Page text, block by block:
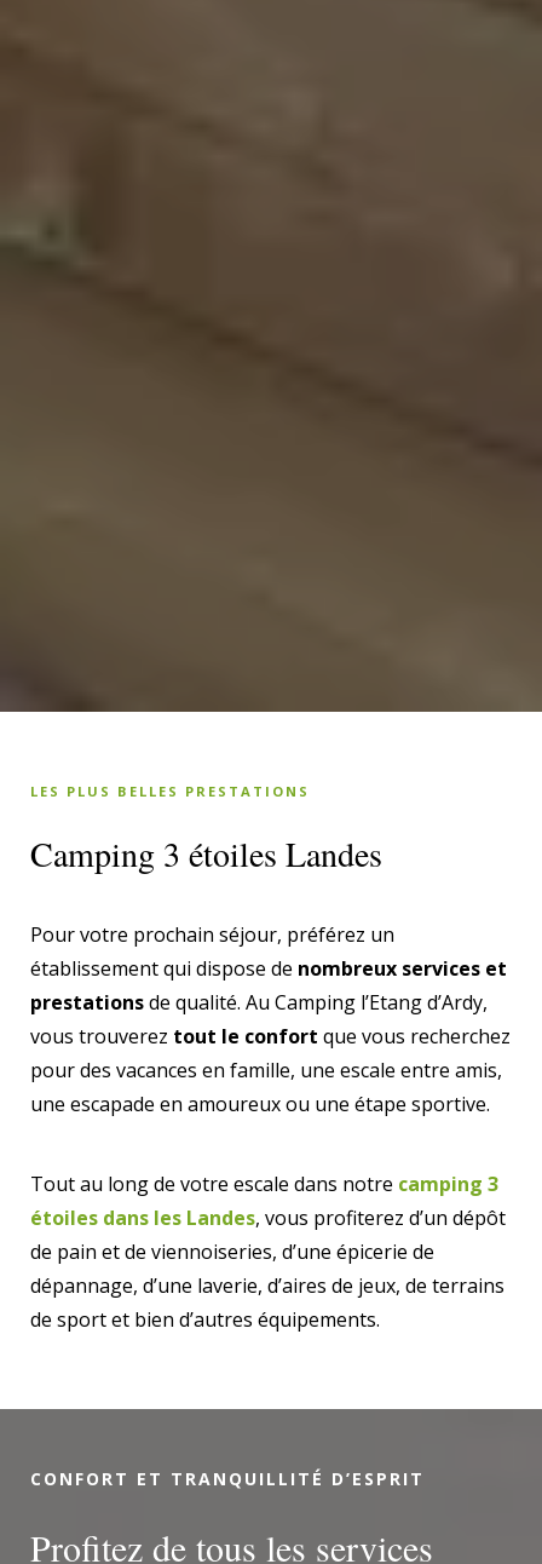
LES PLUS BELLES PRESTATIONS
Camping 3 étoiles Landes
Pour votre prochain séjour, préférez un
établissement qui dispose de nombreux services et
prestationsde qualité. Au Camping l’Etang d’Ardy,
vous trouverez tout le confort que vous recherchez
pour des vacances en famille, une escale entre amis,
une escapade en amoureux ou une étape sportive.
Tout au long de votre escale dans notre camping 3
étoiles dans les Landes, vous profiterez d’un dépôt
de pain et de viennoiseries, d’une épicerie de
dépannage, d’une laverie, d’aires de jeux, de terrains
de sport et bien d’autres équipements.
CONFORT ET TRANQUILLITÉ D’ESPRIT
Profitez de tous les services